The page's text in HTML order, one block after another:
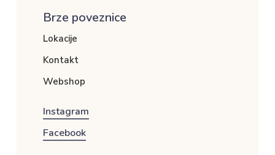
Brze poveznice
Lokacije
Kontakt
Webshop
Instagram
Facebook